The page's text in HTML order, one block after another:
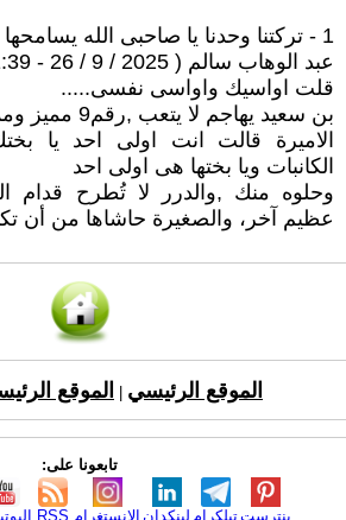
1 - تركتنا وحدنا يا صاحبى الله يسامحها !
عبد الوهاب سالم ( 2025 / 9 / 26 - 01:39 )
قلت اواسيك واواسى نفسى.....
بن سعيد يهاجم لا يتعب ,رقم9 مميز وممتاز.
الاميرة قالت انت اولى احد يا
الكانبات ويا بختها هى اولى احد
وحلوه منك ,والدرر لا تُطرح قدام
عظيم آخر، والصغيرة حاشاها من أن
الموقع الرئيسي الموقع
تابعونا على:
RSS الانستغرام لينكدإن تيلكرامبنترست